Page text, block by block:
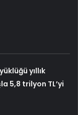
yıllık
5,8 trilyon TL’yi